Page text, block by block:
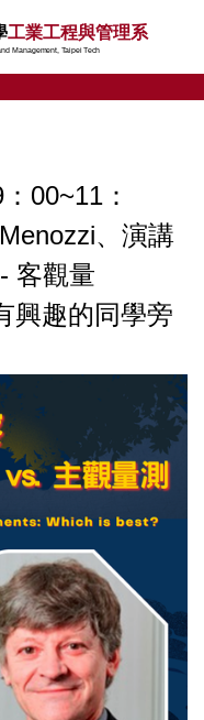
工業工程與管理系
Management, Taipei Tech
00~11：
、演講
客觀量
興趣的同學旁